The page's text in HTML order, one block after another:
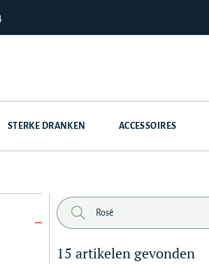
STERKE DRANKEN ACCESSOIRES
15 artikelen gevonden